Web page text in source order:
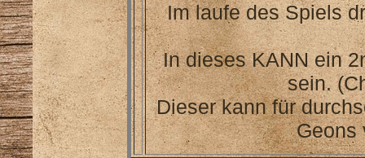
Im laufe des Spiels
In dieses KANN ein
sein.
Dieser kann für
Geons